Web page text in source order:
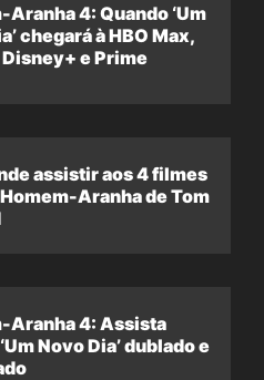
Aranha 4: Quando ‘Um
chegará à HBO Max,
e Prime
assistir aos 4 filmes
Aranha de Tom
Aranha 4: Assista
Novo Dia’ dublado e